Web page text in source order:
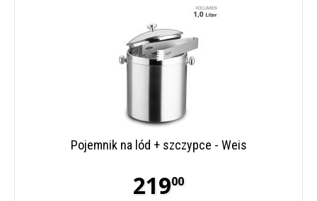
Pojemnik na lód + szczypce - Weis
21900